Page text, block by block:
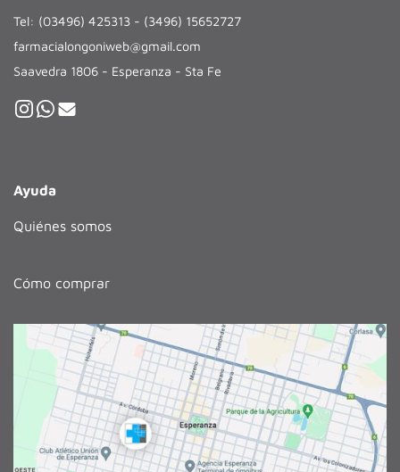
Tel: (03496) 425313 - (3496) 15652727
farmacialongoniweb@gmail.com
Saavedra 1806 - Esperanza - Sta Fe
Ayuda
Quiénes somos
Cómo comprar